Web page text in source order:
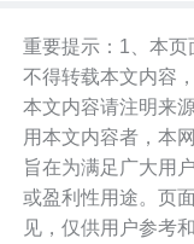
重要提示：1、本
不得转载本文内容
本文内容请注明来
用本文内容者，本
旨在为满足广大用
或盈利性用途。页
见，仅供用户参考